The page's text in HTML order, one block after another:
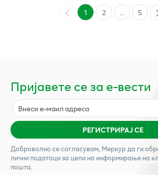
1 2 ... 5
Пријавете се за е-вести
РЕГИСТРИРАЈ СЕ
Доброволно се согласувам, Меркурда ги
лични податоци за цели на информирање на
пошта.